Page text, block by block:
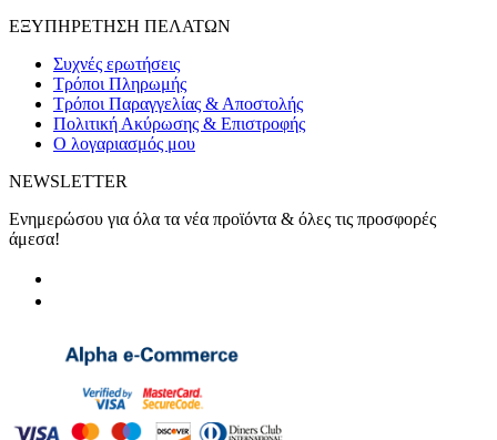
ΕΞΥΠΗΡΕΤΗΣΗ ΠΕΛΑΤΩΝ
Συχνές ερωτήσεις
Τρόποι Πληρωμής
Τρόποι Παραγγελίας & Αποστολής
Πολιτική Ακύρωσης & Επιστροφής
Ο λογαριασμός μου
NEWSLETTER
Ενημερώσου για όλα τα νέα προϊόντα & όλες τις προσφορές
άμεσα!